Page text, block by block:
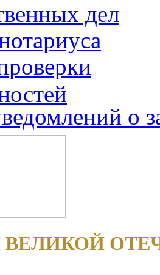
дел
о
ВЕЛИКОЙ